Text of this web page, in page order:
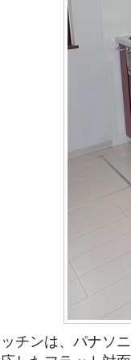
チンは、パナソ